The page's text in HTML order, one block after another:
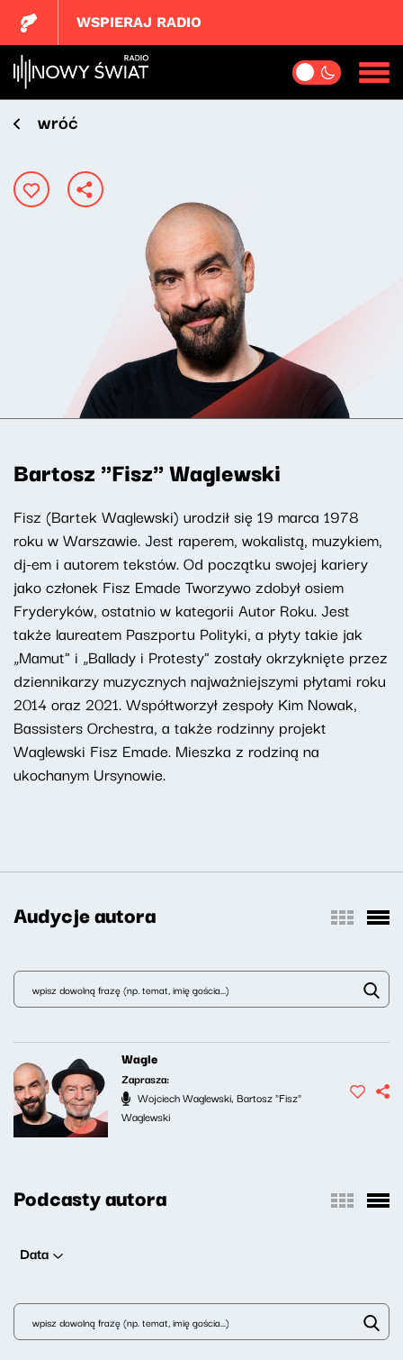
WSPIERAJ RADIO
wróć
Bartosz "Fisz" Waglewski
Fisz (Bartek Waglewski) urodził się 19 marca 1978
roku w Warszawie. Jest raperem, wokalistą, muzykiem,
dj-em i autorem tekstów. Od początku swojej kariery
jako członek Fisz Emade Tworzywo zdobył osiem
Fryderyków, ostatnio w kategorii Autor Roku. Jest
także laureatem Paszportu Polityki, a płyty takie jak
„Mamut" i „Ballady i Protesty" zostały okrzyknięte przez
dziennikarzy muzycznych najważniejszymi płytami roku
2014 oraz 2021. Współtworzył zespoły Kim Nowak,
Bassisters Orchestra, a także rodzinny projekt
Waglewski Fisz Emade. Mieszka z rodziną na
ukochanym Ursynowie.
Audycje autora
Wagle
Zaprasza:
Wojciech Waglewski, Bartosz "Fisz"
Waglewski
Podcasty autora
Data